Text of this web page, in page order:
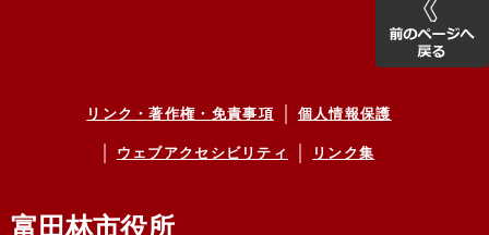
リンク・著作権・免責事項 個人情報保護
ウェブアクセシビリティ リンク集
富田林市役所